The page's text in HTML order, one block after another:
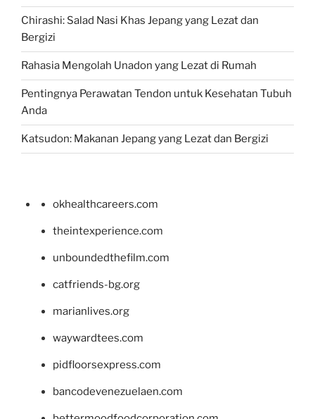
Chirashi: Salad Nasi Khas Jepang yang Lezat dan
Bergizi
Rahasia Mengolah Unadon yang Lezat di Rumah
Pentingnya Perawatan Tendon untuk Kesehatan Tubuh
Anda
Katsudon: Makanan Jepang yang Lezat dan Bergizi
okhealthcareers.com
theintexperience.com
unboundedthefilm.com
catfriends-bg.org
marianlives.org
waywardtees.com
pidfloorsexpress.com
bancodevenezuelaen.com